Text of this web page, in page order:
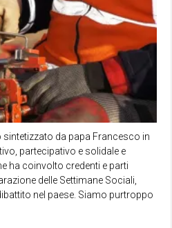
sintetizzato da papa Francesco in
partecipativo e solidale e
ha coinvolto credenti e parti
delle Settimane Sociali,
nel paese. Siamo purtroppo